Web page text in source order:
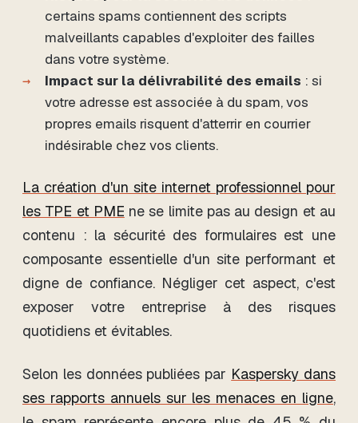
certains spams contiennent des scripts
malveillants capables d'exploiter des failles
dans votre système.
Impact sur la délivrabilité des emails : si
votre adresse est associée à du spam, vos
propres emails risquent d'atterrir en courrier
indésirable chez vos clients.
La création d'un site internet professionnel pour
les TPE et PME ne se limite pas au design et au
contenu : la sécurité des formulaires est une
composante essentielle d'un site performant et
digne de confiance. Négliger cet aspect, c'est
exposer votre entreprise à des risques
quotidiens et évitables.
Selon les données publiées par Kaspersky dans
ses rapports annuels sur les menaces en ligne,